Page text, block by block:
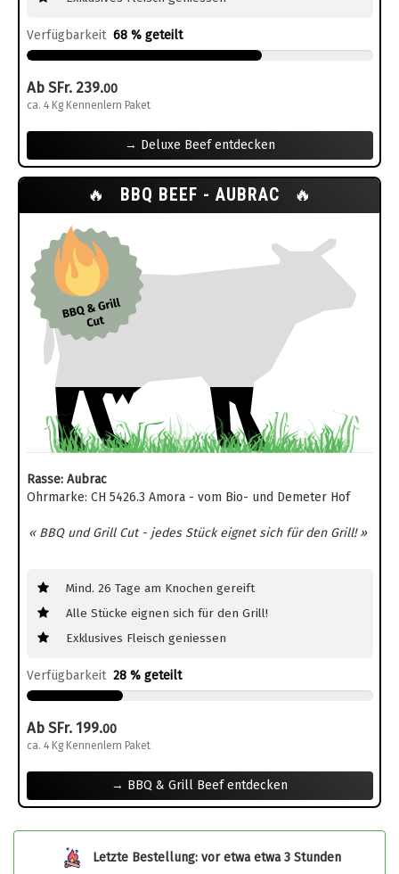
Verfügbarkeit 68 % geteilt
Ab SFr. 239.00
ca. 4 Kg Kennenlern Paket
→ Deluxe Beef entdecken
🔥 BBQ BEEF - AUBRAC 🔥
Rasse: Aubrac
Ohrmarke: CH 5426.3 Amora - vom Bio- und Demeter Hof
« BBQ und Grill Cut - jedes Stück eignet sich für den Grill! »
Mind. 26 Tage am Knochen gereift
Alle Stücke eignen sich für den Grill!
Exklusives Fleisch geniessen
Verfügbarkeit 28 % geteilt
Ab SFr. 199.00
ca. 4 Kg Kennenlern Paket
→ BBQ & Grill Beef entdecken
Letzte Bestellung: vor etwa etwa 3 Stunden